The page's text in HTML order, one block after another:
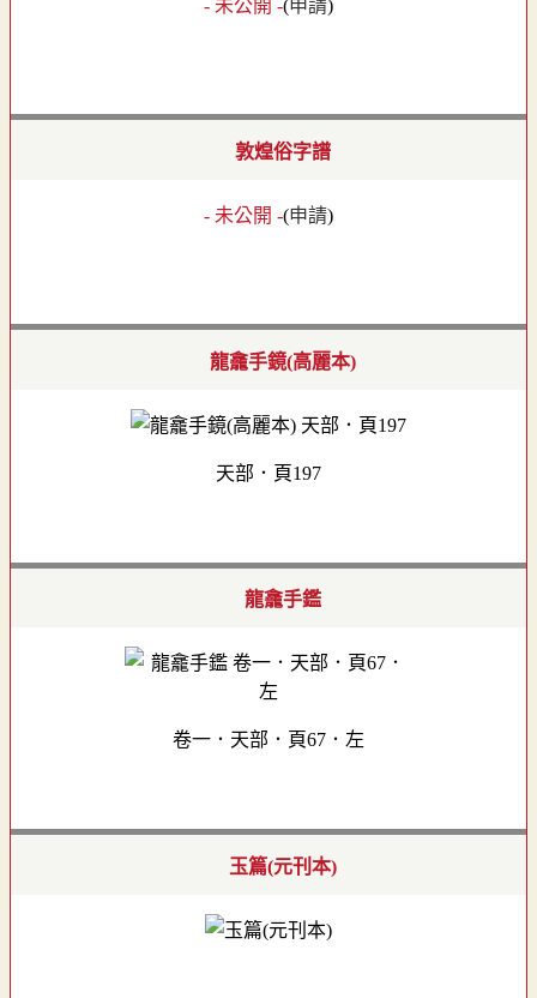
- 未公開 -(申請)
敦煌俗字譜
- 未公開 -(申請)
龍龕手鏡(高麗本)
天部．頁197
龍龕手鑑
卷一．天部．頁67．左
玉篇(元刊本)